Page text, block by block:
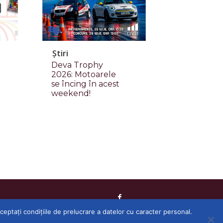
Știri
Deva Trophy
2026: Motoarele
se încing în acest
weekend!
condițiile de prelucrare a datelor cu caracter personal.